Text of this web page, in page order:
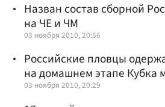
Назван состав сборной
на ЧЕ и ЧМ
03 ноября 2010, 20:56
Российские пловцы
на домашнем этапе Кубка
03 ноября 2010, 20:29